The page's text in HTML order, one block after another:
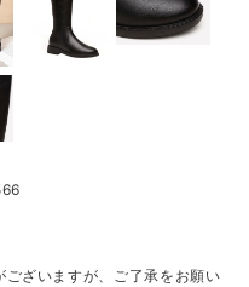
ざいますが、ご了承をお願い